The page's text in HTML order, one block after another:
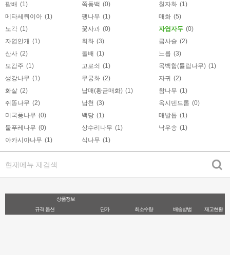
팥배 (1) 쪽동백 (0) 칠자화 (1)
메타세쿼이아 (1) 팽나무 (1) 매화 (5)
노각 (1) 꽃사과 (0) 자엽자두 (0)
자엽안개 (1) 회화 (3) 금사슬 (2)
산사 (2) 돌배 (1) 느릅 (3)
모감주 (1) 고로쇠 (1) 목백합(튤립나무) (1)
생강나무 (1) 무궁화 (2) 자귀 (2)
화살 (2) 납매(황금매화) (1) 참나무 (1)
쥐똥나무 (2) 남천 (3) 옥시덴드롬 (0)
미국풍나무 (0) 백당 (1) 매발톱 (1)
물푸레나무 (0) 상수리나무 (1) 낙우송 (1)
아카시아나무 (1) 식나무 (1)
상품정보
규격 옵션
단가 최소수량 배송방법 재고현황